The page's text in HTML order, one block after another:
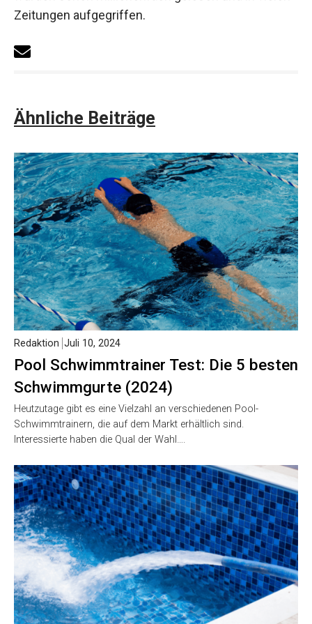
Zeitungen aufgegriffen.
Ähnliche Beiträge
Pool Schwimmtrainer Test: Die 5 besten
Schwimmgurte (2024)
Redaktion Juli 10, 2024
Heutzutage gibt es eine Vielzahl an verschiedenen Pool-
Schwimmtrainern, die auf dem Markt erhältlich sind.
Interessierte haben die Qual der Wahl….